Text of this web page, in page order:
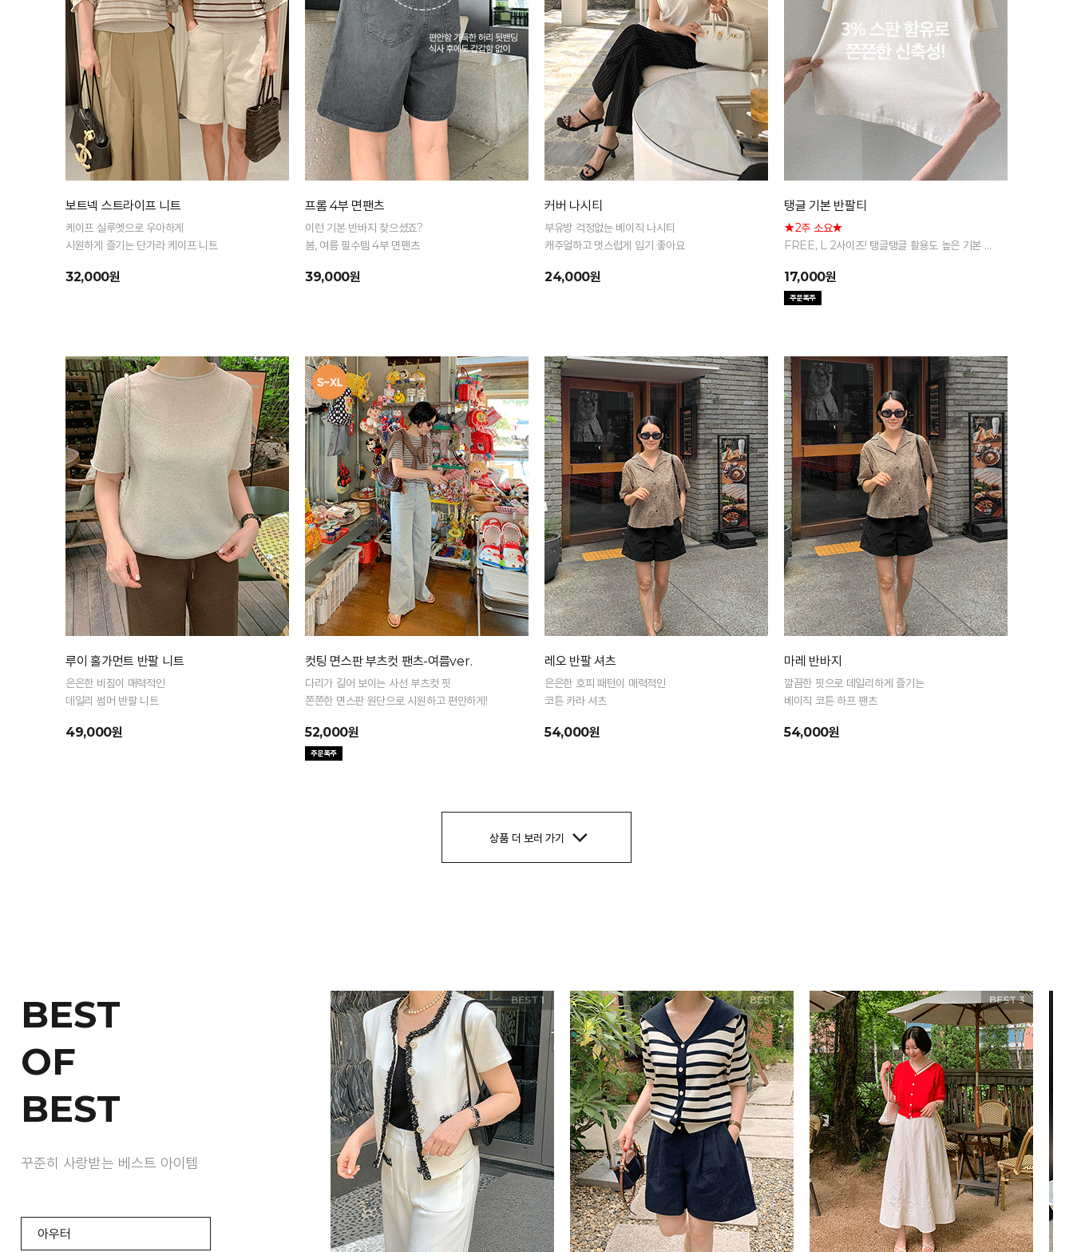
보트넥 스트라이프 니트
케이프 실루엣으로 우아하게
시원하게 즐기는 단가라 케이프 니트
32,000원
프롬 4부 면팬츠
이런 기본 반바지 찾으셨죠?
봄, 여름 필수템 4부 면팬츠
39,000원
커버 나시티
부유방 걱정없는 베이직 나시티
캐주얼하고 멋스럽게 입기 좋아요
24,000원
탱글 기본 반팔티
★2주 소요★
FREE, L 2사이즈! 탱글탱글 활용도 높은 기본 반
17,000원
루이 홀가먼트 반팔 니트
은은한 비침이 매력적인
데일리 썸머 반팔 니트
49,000원
컷팅 면스판 부츠컷 팬츠-여름ver.
다리가 길어 보이는 사선 부츠컷 핏
쫀쫀한 면스판 원단으로 시원하고 편안하게!
52,000원
레오 반팔 셔츠
은은한 호피 패턴이 매력적인
코튼 카라 셔츠
54,000원
마레 반바지
깔끔한 핏으로 데일리하게 즐기는
베이직 코튼 하프 팬츠
54,000원
상품 더 보러 가기
BEST
OF
BEST
꾸준히 사랑받는 베스트 아이템
아우터
BEST 1 BEST 2 BEST 3